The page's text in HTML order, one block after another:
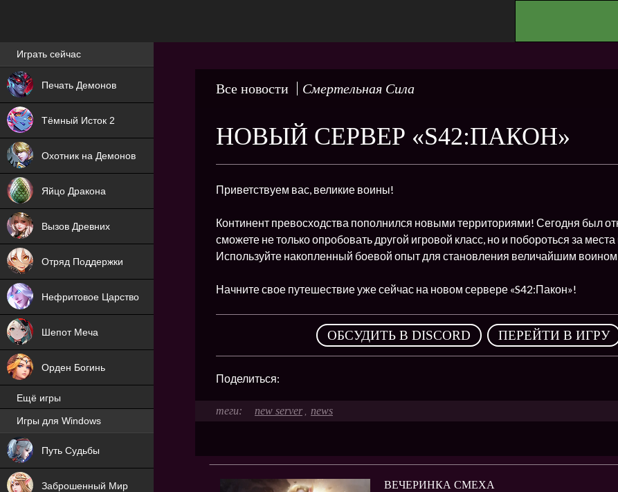
Все новости Смертельная Сила
НОВЫЙ СЕРВЕР «S42:ПАКОН»
Приветствуем вас, великие воины!
Континент превосходства пополнился новыми территориями! Сегодня был
сможете не только опробовать другой игровой класс, но и побороться за
Используйте накопленный боевой опыт для становления величайшим воином
Начните свое путешествие уже сейчас на новом сервере «S42:Пакон»!
ОБСУДИТЬ В DISCORD , ПЕРЕЙТИ В ИГРУ
Поделиться:
new server , news
ВЕЧЕРИНКА СМЕХА
Лучшие игры онлайн
Играть сейчас
Печать Демонов
NEW
Тёмный Исток 2
NEW
Охотник на Демонов
ХИТ
Яйцо Дракона
NEW
Вызов Древних
ХИТ
Отряд Поддержки
ХИТ
Нефритовое Царство
Шепот Меча
Орден Богинь
Ещё игры
Игры для Windows
Путь Судьбы
Заброшенный Мир
NEW